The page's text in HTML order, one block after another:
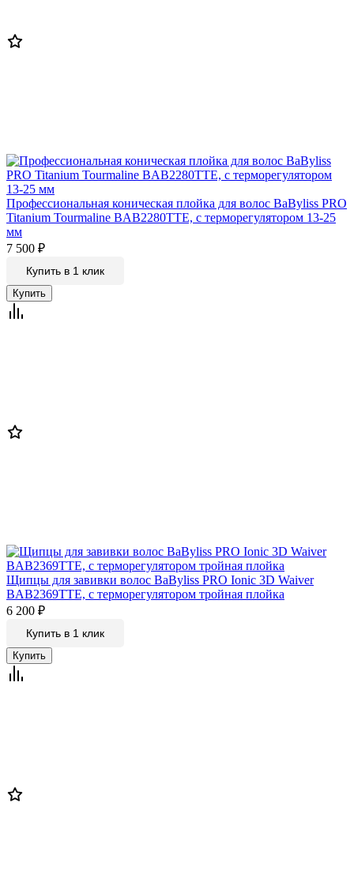
Профессиональная коническая плойка для волос BaByliss PRO
Titanium Tourmaline BAB2280TTE, с терморегулятором 13-25
мм
7 500 ₽
Купить в 1 клик
Щипцы для завивки волос BaByliss PRO Ionic 3D Waiver
BAB2369TTE, с терморегулятором тройная плойка
6 200 ₽
Купить в 1 клик